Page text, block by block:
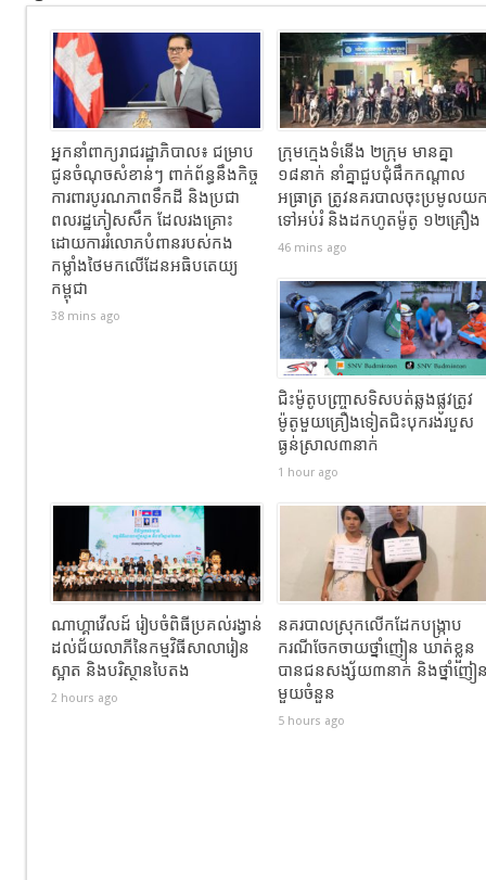
អ្នកនាំពាក្យ​រាជរដ្ឋាភិបាល​៖​ ជម្រាប​
ជូន​ចំណុចសំខាន់ៗ ពាក់ព័ន្ធនឹងកិច្ច
ការពារបូរណភាពទឹកដី និងប្រជា
ពលរដ្ឋភៀសសឹក ដែលរងគ្រោះ
ដោយការរំលោភបំពានរបស់កង
កម្លាំងថៃមកលើដែនអធិបតេយ្យ
កម្ពុជា
38 mins ago
ក្រុមក្មេងទំនើង ២ក្រុម មានគ្នា
១៨នាក់ នាំគ្នាជួបជុំផឹកកណ្ដាល
អធ្រាត្រ ត្រូវនគរបាលចុះប្រមូលយ
ទៅអប់រំ និងដកហូតម៉ូតូ ១២គ្រឿង
46 mins ago
ជិះម៉ូតូបញ្ច្រាសទិសបត់ឆ្លងផ្លូវត្រូវ
ម៉ូតូមួយគ្រឿងទៀតជិះបុករងរបួស
ធ្ងន់ស្រាល៣នាក់
1 hour ago
ណាហ្គាវើលដ៍ រៀបចំពិធីប្រគល់រង្វាន់
ដល់ជ័យលាភីនៃកម្មវិធីសាលារៀន
ស្អាត និងបរិស្ថានបៃតង
2 hours ago
នគរបាលស្រុកលើកដែកបង្ក្រាប
ករណីចែកចាយថ្នាំញៀន ឃាត់ខ្លួន
បានជនសង្ស័យ៣នាក់ និងថ្នាំញៀ
មួយចំនួន
5 hours ago